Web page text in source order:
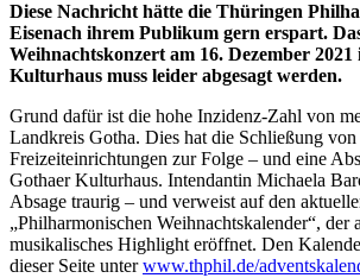
Bild
Diese Nachricht hätte die Thüringen
Eisenach ihrem Publikum gern erspart.
Weihnachtskonzert am 16. Dezember
Kulturhaus muss leider abgesagt werden.
Grund dafür ist die hohe Inzidenz-Zahl von
Landkreis Gotha. Dies hat die Schließung
Freizeiteinrichtungen zur Folge – und eine
Gothaer Kulturhaus. Intendantin Michaela
Absage traurig – und verweist auf den
„Philharmonischen Weihnachtskalender“, der
musikalisches Highlight eröffnet. Den
dieser Seite unterwww.thphil.de/